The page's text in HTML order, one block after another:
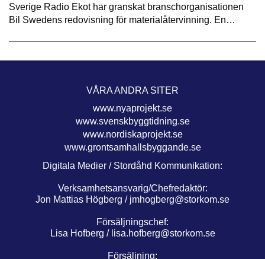
Sverige Radio Ekot har granskat branschorganisationen
Bil Swedens redovisning för materialåtervinning. En…
VÅRA ANDRA SITER
www.nyaprojekt.se
www.svenskbyggtidning.se
www.nordiskaprojekt.se
www.grontsamhallsbyggande.se
Digitala Medier / Stordåhd Kommunikation:
Verksamhetsansvarig/Chefredaktör:
Jon Mattias Högberg / jmhogberg@storkom.se
Försäljningschef:
Lisa Hofberg / lisa.hofberg@storkom.se
Försäljning: